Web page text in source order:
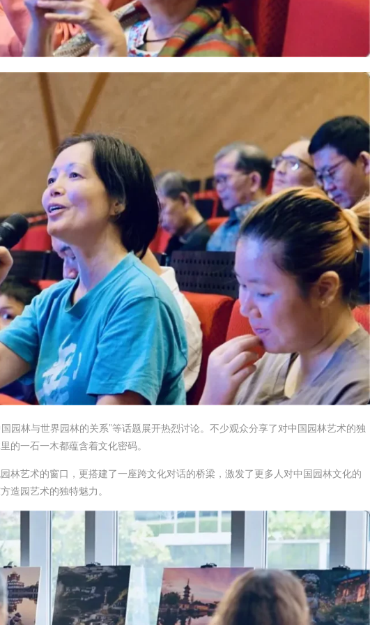
园林与世界园林的关系”等话题展开热烈讨论。不少观众分享了对中国园林艺术的独
的一石一木都蕴含着文化密码。
林艺术的窗口，更搭建了一座跨文化对话的桥梁，激发了更多人对中国园林文化的
造园艺术的独特魅力。